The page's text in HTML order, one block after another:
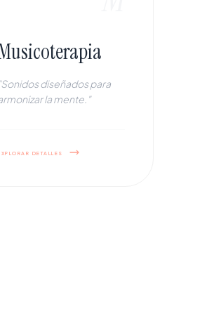
"Sonidos diseñados para
la mente."
detalles